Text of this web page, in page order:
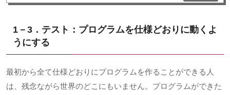
1－3．テスト：プログラムを仕様どおりに動くよ
うにする
最初から全て仕様どおりにプログラムを作ることができる人
は、残念ながら世界のどこにもいません。プログラムができた